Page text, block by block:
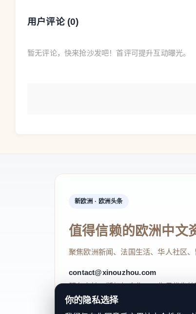
用户评论 (0)
暂无评论，快来抢沙发吧！首评可提升互动曝光。
新欧洲 · 欧洲头条
值得信赖的欧洲中文
聚焦欧洲新闻、法国生活、华人社区
contact@xinouzhou.com
服务支持、版权与合作：工作日优先
你的隐私选择